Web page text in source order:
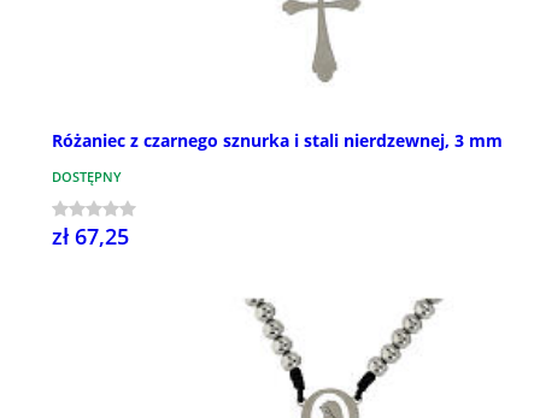
Różaniec z czarnego sznurka i stali nierdzewnej, 3 mm
DOSTĘPNY
zł 67,25